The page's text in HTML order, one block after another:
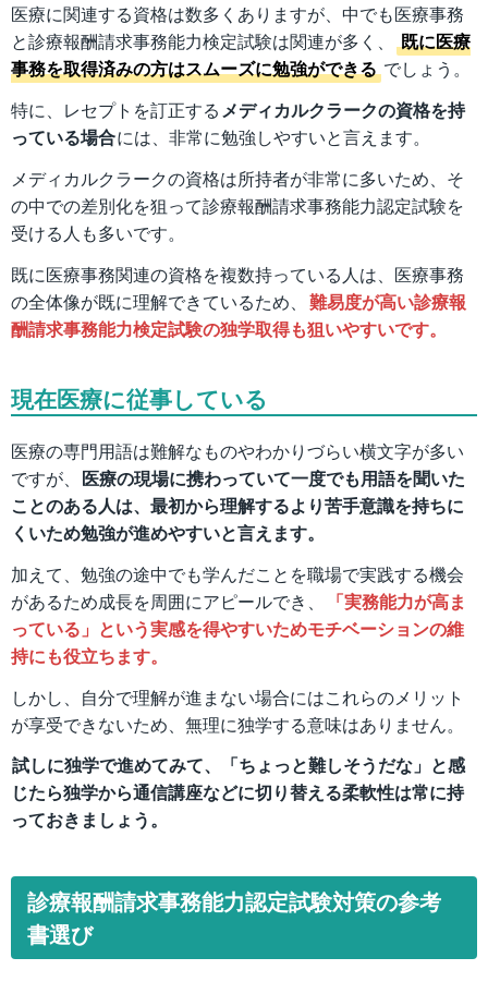
医療に関連する資格は数多くありますが、中でも医療事務
と診療報酬請求事務能力検定試験は関連が多く、
既に医療
事務を取得済みの方はスムーズに勉強ができる でしょう。
特に、レセプトを訂正するメディカルクラークの資格を持
っている場合には、非常に勉強しやすいと言えます。
メディカルクラークの資格は所持者が非常に多いため、そ
の中での差別化を狙って診療報酬請求事務能力認定試験を
受ける人も多いです。
既に医療事務関連の資格を複数持っている人は、医療事務
の全体像が既に理解できているため、 難易度が高い診療報
酬請求事務能力検定試験の独学取得も狙いやすいです。
現在医療に従事している
医療の専門用語は難解なものやわかりづらい横文字が多い
ですが、 医療の現場に携わっていて一度でも用語を聞いた
ことのある人は、最初から理解するより苦手意識を持ちに
くいため勉強が進めやすいと言えます。
加えて、勉強の途中でも学んだことを職場で実践する機会
があるため成長を周囲にアピールでき、
「実務能力が高ま
っている」という実感を得やすいためモチベーションの維
持にも役立ちます。
しかし、自分で理解が進まない場合にはこれらのメリット
が享受できないため、無理に独学する意味はありません。
試しに独学で進めてみて、「ちょっと難しそうだな」と感
じたら独学から通信講座などに切り替える柔軟性は常に持
っておきましょう。
診療報酬請求事務能力認定試験対策の参考
書選び